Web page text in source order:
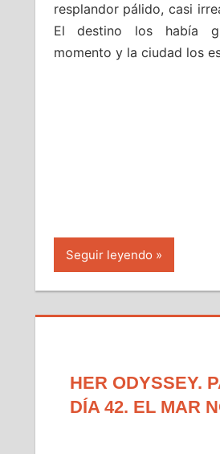
resplandor pálido, casi
El destino los había
momento y la ciudad los
Seguir leyendo
HER ODYSSEY.
DÍA 42. EL MAR